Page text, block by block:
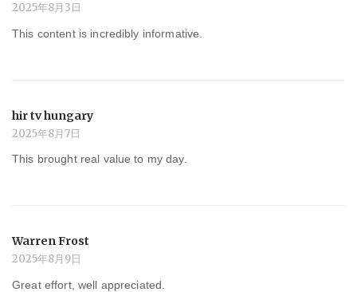
2025年8月3日
This content is incredibly informative.
hir tv hungary
2025年8月7日
This brought real value to my day.
Warren Frost
2025年8月9日
Great effort, well appreciated.